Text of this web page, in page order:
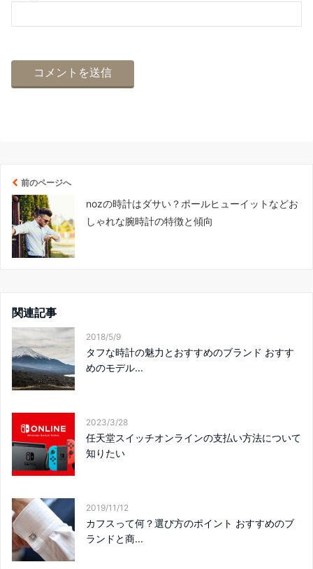
前のページへ
nozの時計はダサい？ポールヒューイットなどお
しゃれな腕時計の特徴と傾向
関連記事
2018/5/9
タフな時計の魅力とおすすめのブランド おすす
めのモデル...
2023/3/28
任天堂スイッチオンラインの支払い方法について
知りたい
2019/11/12
カフスって何？選び方のポイント おすすめのブ
ランドと商...